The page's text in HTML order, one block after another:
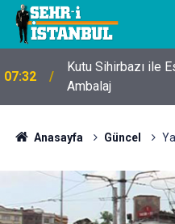
07:32
Kutu Sihirbazı ile
Ambalaj
Anasayfa Güncel